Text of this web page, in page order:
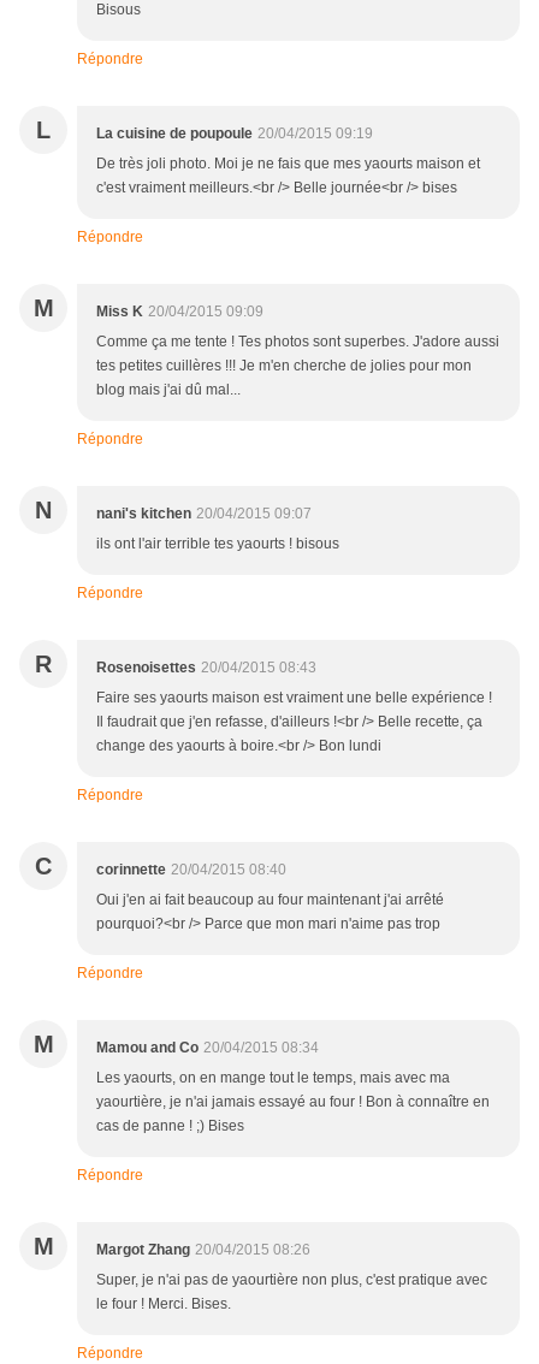
Bisous
Répondre
L La cuisine de poupoule 20/04/2015 09:19
De très joli photo. Moi je ne fais que mes yaourts maison et
c'est vraiment meilleurs.<br /> Belle journée<br /> bises
Répondre
M Miss K 20/04/2015 09:09
Comme ça me tente ! Tes photos sont superbes. J'adore aussi
tes petites cuillères !!! Je m'en cherche de jolies pour mon
blog mais j'ai dû mal...
Répondre
N nani's kitchen 20/04/2015 09:07
ils ont l'air terrible tes yaourts ! bisous
Répondre
R Rosenoisettes 20/04/2015 08:43
Faire ses yaourts maison est vraiment une belle expérience !
Il faudrait que j'en refasse, d'ailleurs !<br /> Belle recette, ça
change des yaourts à boire.<br /> Bon lundi
Répondre
C corinnette 20/04/2015 08:40
Oui j'en ai fait beaucoup au four maintenant j'ai arrêté
pourquoi?<br /> Parce que mon mari n'aime pas trop
Répondre
M Mamou and Co 20/04/2015 08:34
Les yaourts, on en mange tout le temps, mais avec ma
yaourtière, je n'ai jamais essayé au four ! Bon à connaître en
cas de panne ! ;) Bises
Répondre
M Margot Zhang 20/04/2015 08:26
Super, je n'ai pas de yaourtière non plus, c'est pratique avec
le four ! Merci. Bises.
Répondre